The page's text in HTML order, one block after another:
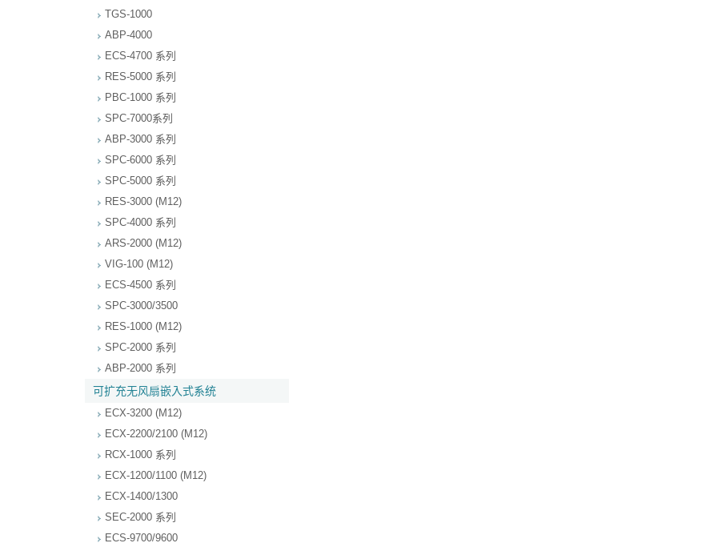
TGS-1000
ABP-4000
ECS-4700 系列
RES-5000 系列
PBC-1000 系列
SPC-7000系列
ABP-3000 系列
SPC-6000 系列
SPC-5000 系列
RES-3000 (M12)
SPC-4000 系列
ARS-2000 (M12)
VIG-100 (M12)
ECS-4500 系列
SPC-3000/3500
RES-1000 (M12)
SPC-2000 系列
ABP-2000 系列
可扩充无风扇嵌入式系统
ECX-3200 (M12)
ECX-2200/2100 (M12)
RCX-1000 系列
ECX-1200/1100 (M12)
ECX-1400/1300
SEC-2000 系列
ECS-9700/9600